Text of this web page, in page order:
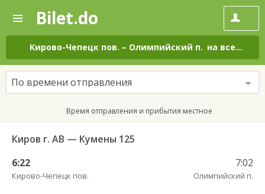
—
Поиск
и
покупка
билетов
на
автобус
онлайн
Bilet.do
Кирово-Чепецк пов. – Олимпийский п. на все дни
По времени отправления
Время отправления и прибытия местное
Киров г. АВ — Кумены 125
6:22
Кирово-Чепецк пов.
7:02
Олимпийский п.